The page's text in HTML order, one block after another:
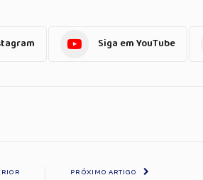
Siga em YouTube
PRÓXIMO ARTIGO